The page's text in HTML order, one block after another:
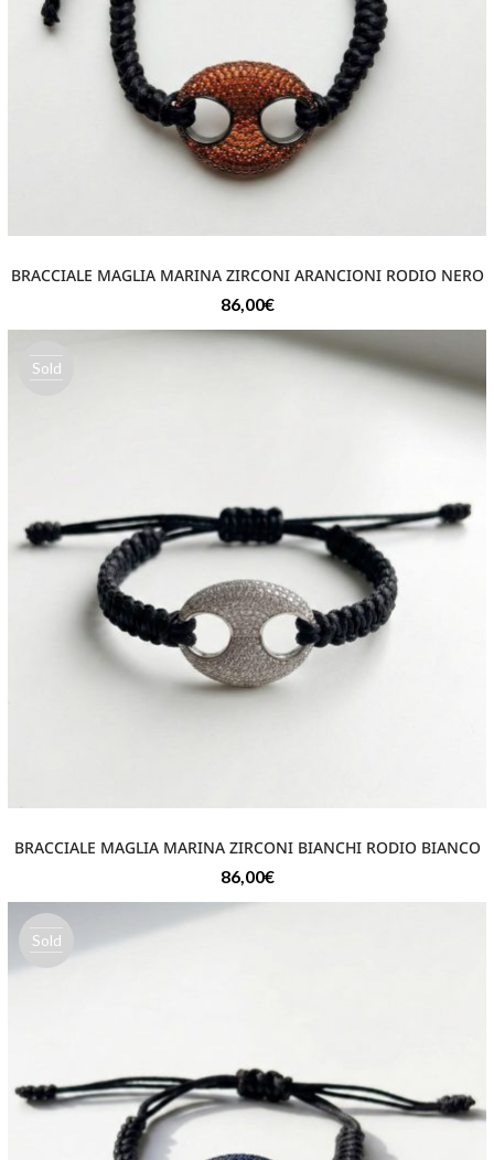
BRACCIALE MAGLIA MARINA ZIRCONI ARANCIONI RODIO NERO
86,00€
Sold
BRACCIALE MAGLIA MARINA ZIRCONI BIANCHI RODIO BIANCO
86,00€
Sold